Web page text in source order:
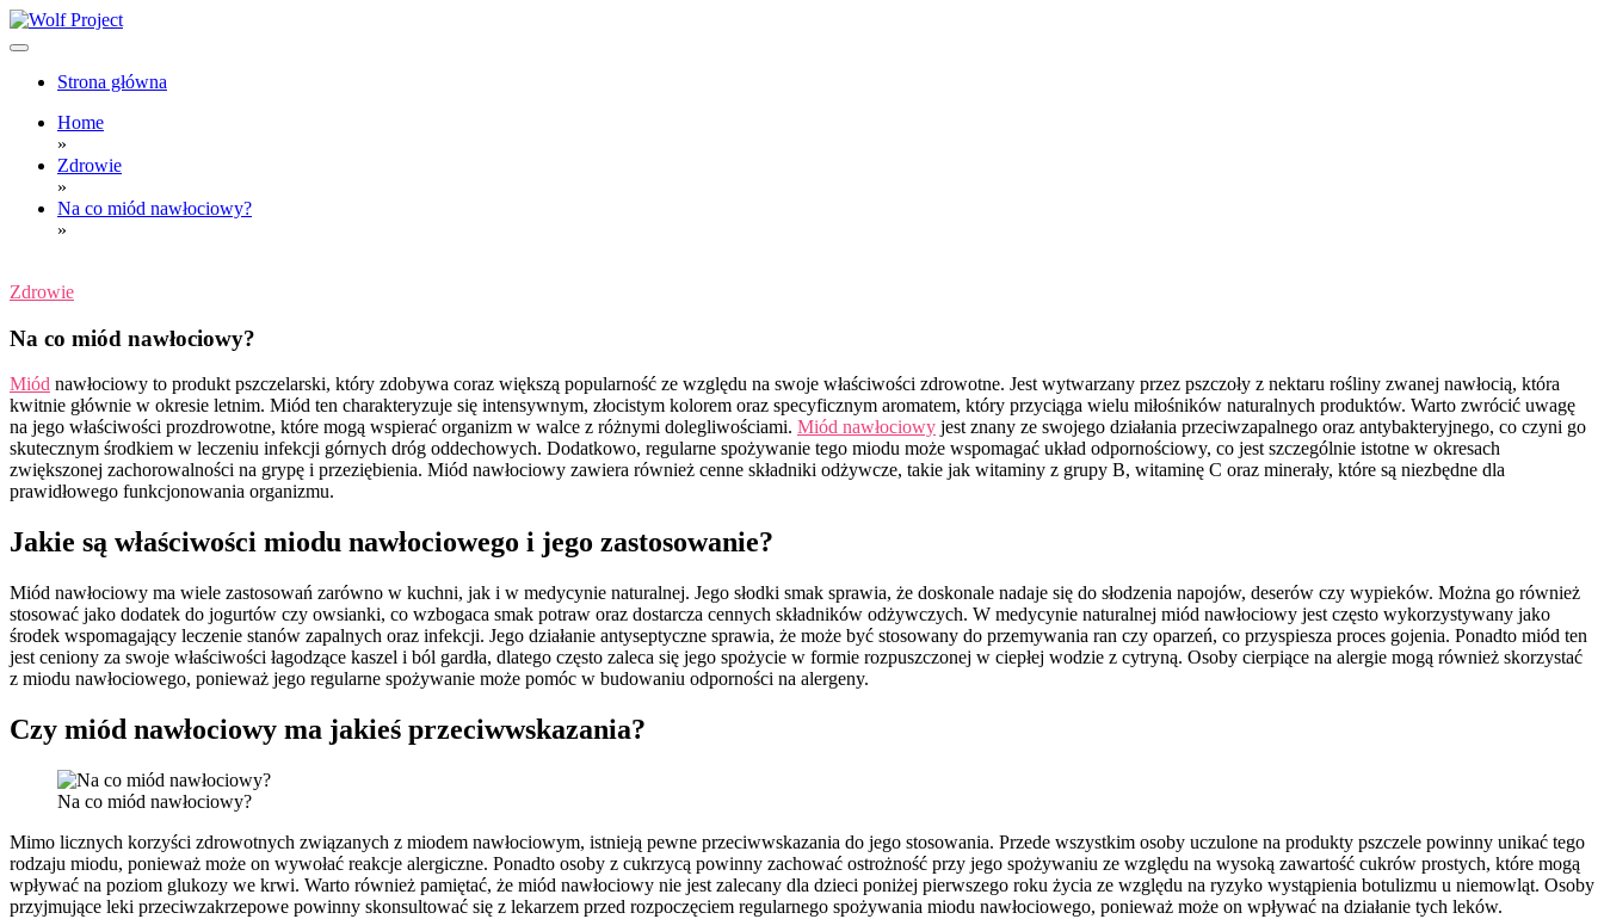
Skip
to
Wolf Project
Strona główna
Home
»
Zdrowie
»
Na co miód nawłociowy?
»
Zdrowie
Na co miód nawłociowy?
Miód nawłociowy to produkt pszczelarski, który zdobywa coraz większą popularność ze względu na swoje właściwości zdrowotne. Jest wytwarzany przez pszczoły z nektaru rośliny zwanej nawłocią, która
kwitnie głównie w okresie letnim. Miód ten charakteryzuje się intensywnym, złocistym kolorem oraz specyficznym aromatem, który przyciąga wielu miłośników naturalnych produktów. Warto zwrócić uwagę
na jego właściwości prozdrowotne, które mogą wspierać organizm w walce z różnymi dolegliwościami. Miód nawłociowy jest znany ze swojego działania przeciwzapalnego oraz antybakteryjnego, co czyni go
skutecznym środkiem w leczeniu infekcji górnych dróg oddechowych. Dodatkowo, regularne spożywanie tego miodu może wspomagać układ odpornościowy, co jest szczególnie istotne w okresach
zwiększonej zachorowalności na grypę i przeziębienia. Miód nawłociowy zawiera również cenne składniki odżywcze, takie jak witaminy z grupy B, witaminę C oraz minerały, które są niezbędne dla
prawidłowego funkcjonowania organizmu.
Jakie są właściwości miodu nawłociowego i jego zastosowanie?
Miód nawłociowy ma wiele zastosowań zarówno w kuchni, jak i w medycynie naturalnej. Jego słodki smak sprawia, że doskonale nadaje się do słodzenia napojów, deserów czy wypieków. Można go również
stosować jako dodatek do jogurtów czy owsianki, co wzbogaca smak potraw oraz dostarcza cennych składników odżywczych. W medycynie naturalnej miód nawłociowy jest często wykorzystywany jako
środek wspomagający leczenie stanów zapalnych oraz infekcji. Jego działanie antyseptyczne sprawia, że może być stosowany do przemywania ran czy oparzeń, co przyspiesza proces gojenia. Ponadto miód ten
jest ceniony za swoje właściwości łagodzące kaszel i ból gardła, dlatego często zaleca się jego spożycie w formie rozpuszczonej w ciepłej wodzie z cytryną. Osoby cierpiące na alergie mogą również skorzystać
z miodu nawłociowego, ponieważ jego regularne spożywanie może pomóc w budowaniu odporności na alergeny.
Czy miód nawłociowy ma jakieś przeciwwskazania?
Na co miód nawłociowy?
Mimo licznych korzyści zdrowotnych związanych z miodem nawłociowym, istnieją pewne przeciwwskazania do jego stosowania. Przede wszystkim osoby uczulone na produkty pszczele powinny unikać tego
rodzaju miodu, ponieważ może on wywołać reakcje alergiczne. Ponadto osoby z cukrzycą powinny zachować ostrożność przy jego spożywaniu ze względu na wysoką zawartość cukrów prostych, które mogą
wpływać na poziom glukozy we krwi. Warto również pamiętać, że miód nawłociowy nie jest zalecany dla dzieci poniżej pierwszego roku życia ze względu na ryzyko wystąpienia botulizmu u niemowląt. Osoby
przyjmujące leki przeciwzakrzepowe powinny skonsultować się z lekarzem przed rozpoczęciem regularnego spożywania miodu nawłociowego, ponieważ może on wpływać na działanie tych leków.